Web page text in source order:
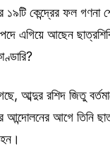
১৯টি কেন্দ্রের ফল গণনা
এগিয়ে আছেন
আব্দুর রশিদ জিতু
আন্দোলনের আগে তিনি